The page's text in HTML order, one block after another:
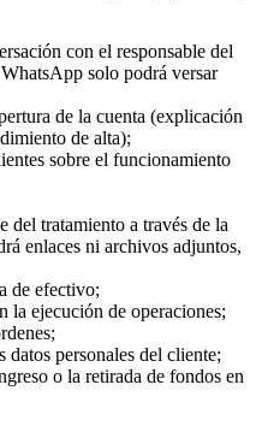
con el responsable del
solo podrá versar
de la cuenta (explicación
de alta);
sobre el funcionamiento
del tratamiento a través de la
enlaces ni archivos adjuntos,
de efectivo;
la ejecución de operaciones;
personales del cliente;
o la retirada de fondos en